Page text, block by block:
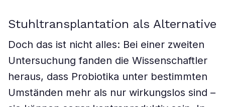
Stuhltransplantation als Alternative
Doch das ist nicht alles: Bei einer zweiten
Untersuchung fanden die Wissenschaftler
heraus, dass Probiotika unter bestimmten
Umständen mehr als nur wirkungslos sind –